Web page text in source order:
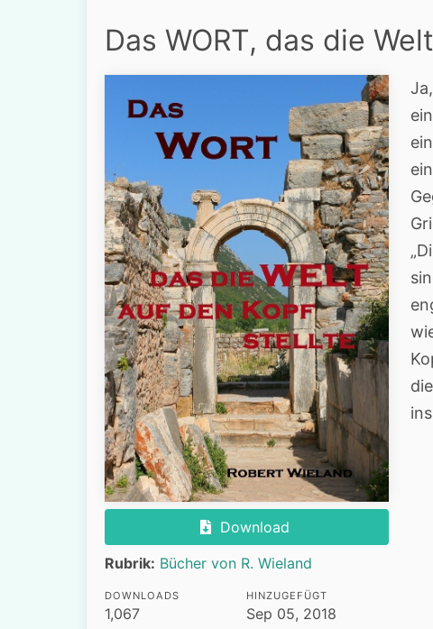
Das WORT, das die
Download
Rubrik: Bücher von R. Wieland
DOWNLOADS
1,067
HINZUGEFÜGT
Sep 05, 2018